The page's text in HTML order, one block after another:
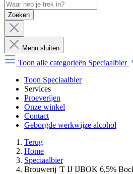
Zoeken
Menu sluiten
Toon alle categorieën Speciaalbier
Toon Speciaalbier
Services
Proeverijen
Onze winkel
Contact
Geborgde werkwijze alcohol
Terug
Home
Speciaalbier
Brouwerij 'T IJ IJBOK 6,5%